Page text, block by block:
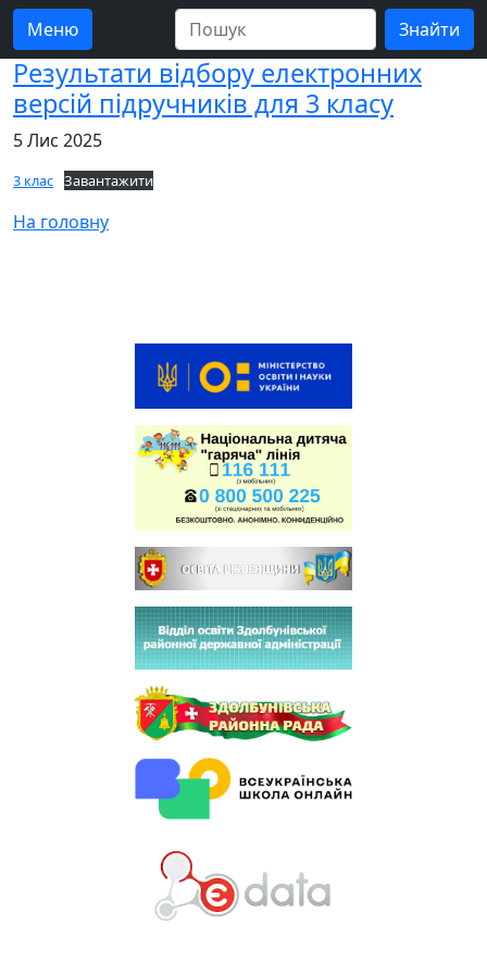
Меню
Результати відбору електронних
версій підручників для 3 класу
5 Лис 2025
3 клас Завантажити
На головну